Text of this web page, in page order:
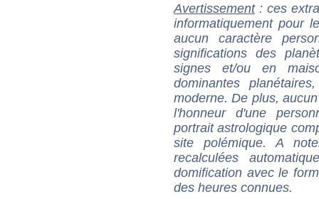
Avertissement: ces
informatiquement pour
aucun caractère
significations des
signes et/ou en
dominantes
moderne. De plus,
l'honneur d'une
portrait astrologique
site polémique. A
recalculées
domification avec le
des heures connues.